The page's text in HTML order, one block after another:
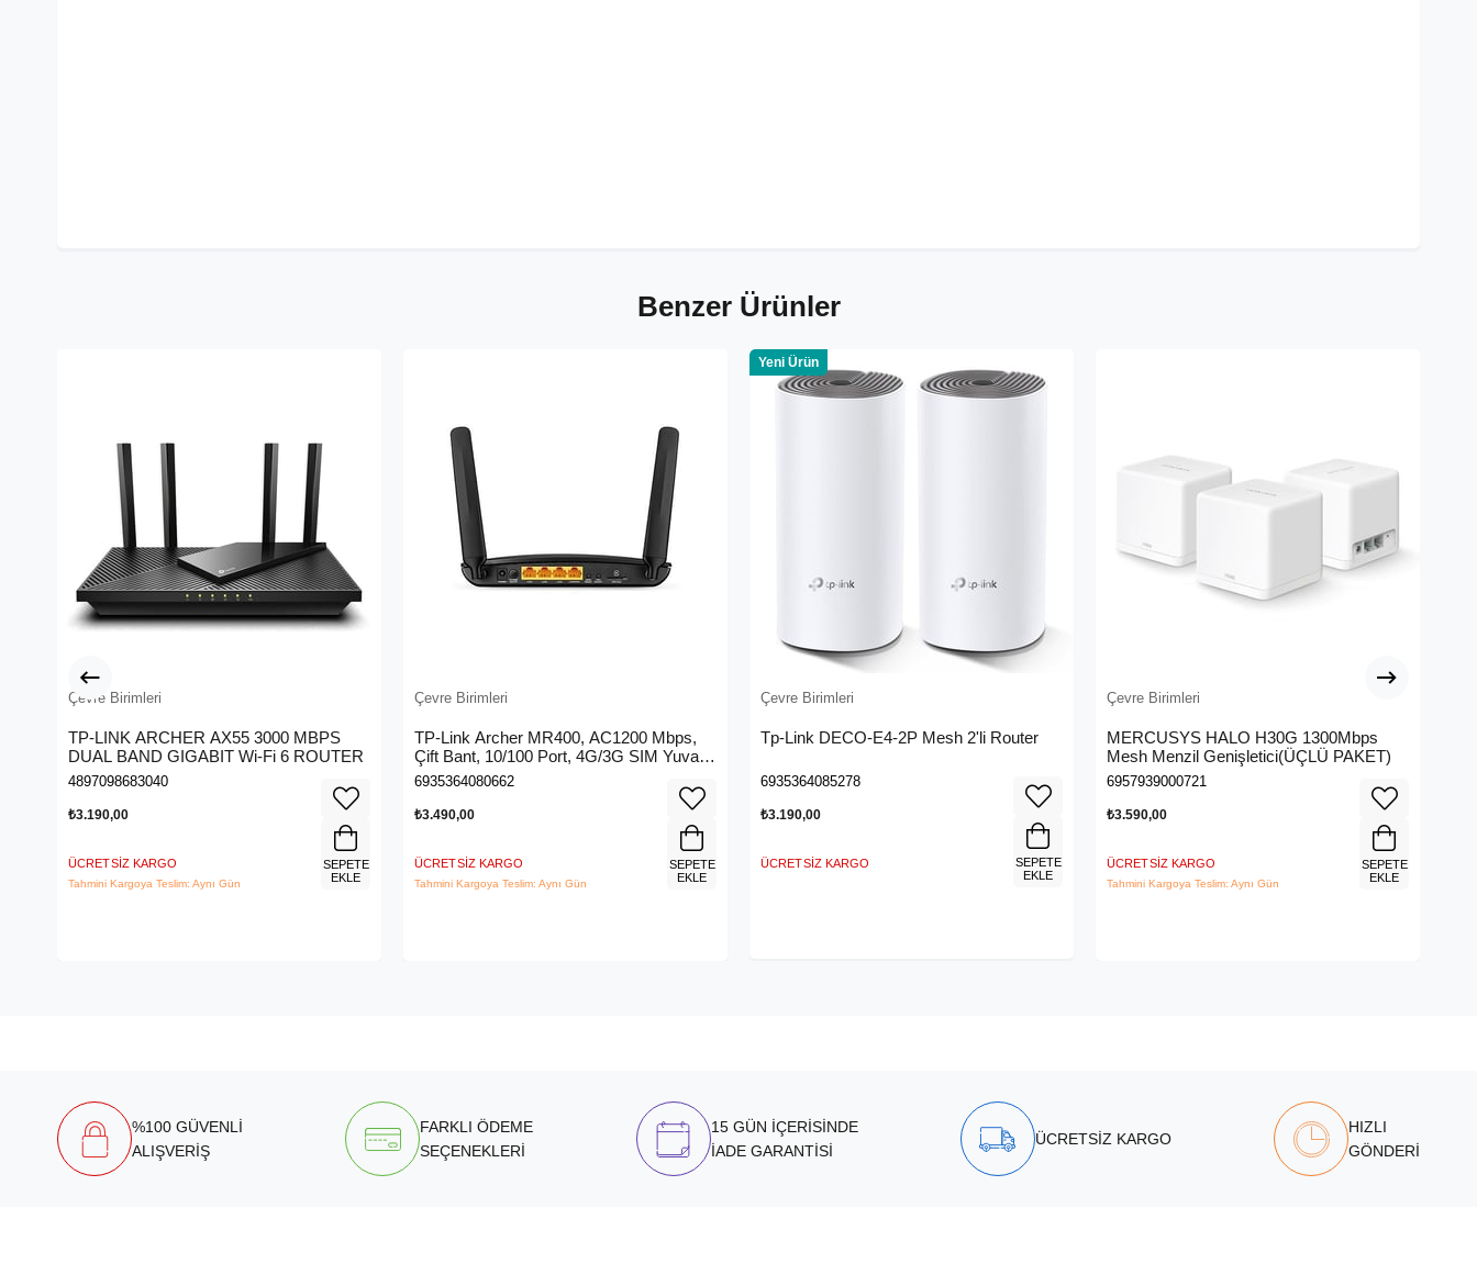
Benzer Ürünler
Çevre Birimleri
TP-LINK ARCHER AX55 3000 MBPS
DUAL BAND GIGABIT Wi-Fi 6 ROUTER
4897098683040
₺3.190,00
ÜCRETSIZ KARGO
Tahmini Kargoya Teslim: Aynı Gün
SEPETE
EKLE
Çevre Birimleri
TP-Link Archer MR400, AC1200 Mbps,
Çift Bant, 10/100 Port, 4G/3G SIM Yuvası,
Kablosuz 4G LTE Router
6935364080662
₺3.490,00
ÜCRETSIZ KARGO
Tahmini Kargoya Teslim: Aynı Gün
SEPETE
EKLE
Çevre Birimleri
Tp-Link DECO-E4-2P Mesh 2'li Router
6935364085278
₺3.190,00
ÜCRETSIZ KARGO
Yeni Ürün
SEPETE
EKLE
Çevre Birimleri
MERCUSYS HALO H30G 1300Mbps
Mesh Menzil Genişletici(ÜÇLÜ PAKET)
6957939000721
₺3.590,00
ÜCRETSIZ KARGO
Tahmini Kargoya Teslim: Aynı Gün
SEPETE
EKLE
%100 GÜVENLİ
ALIŞVERİŞ
FARKLI ÖDEME
SEÇENEKLERİ
15 GÜN İÇERİSİNDE
İADE GARANTİSİ
ÜCRETSİZ KARGO
HIZLI
GÖNDERİ